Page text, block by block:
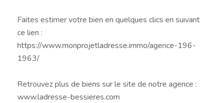
Faites estimer votre bien en quelques clics en suivant
ce lien :
https://www.monprojetladresse.immo/agence-196-
1963/
Retrouvez plus de biens sur le site de notre agence :
www.ladresse-bessieres.com